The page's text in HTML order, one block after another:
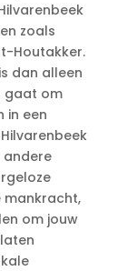
zoals
Houtakker.​
dan alleen
gaat om
in een
andere
mankracht,
om jouw